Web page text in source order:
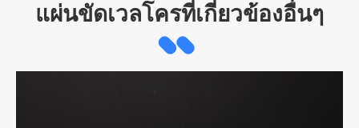
แผ่นขัดเวลโครที่เกี่ยวข้องอื่นๆ